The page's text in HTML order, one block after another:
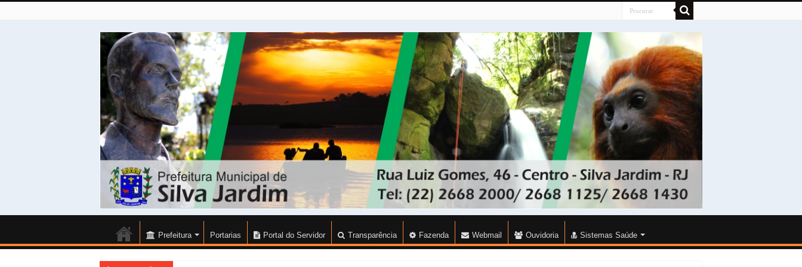
Prefeitura Portarias Portal do Servidor Transparência Fazenda Webmail Ouvidoria Sistemas Saúde